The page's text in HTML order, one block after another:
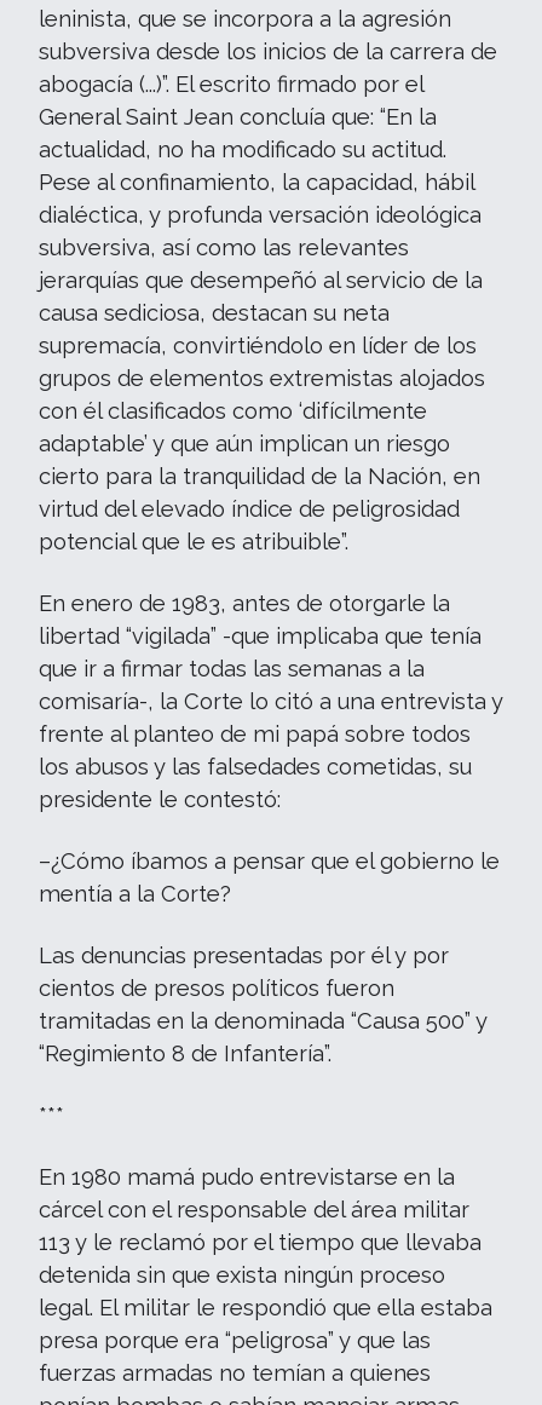
leninista, que se incorpora a la agresión
subversiva desde los inicios de la carrera de
abogacía (...)”. El escrito firmado por el
General Saint Jean concluía que: “En la
actualidad, no ha modificado su actitud.
Pese al confinamiento, la capacidad, hábil
dialéctica, y profunda versación ideológica
subversiva, así como las relevantes
jerarquías que desempeñó al servicio de la
causa sediciosa, destacan su neta
supremacía, convirtiéndolo en líder de los
grupos de elementos extremistas alojados
con él clasificados como ‘difícilmente
adaptable’ y que aún implican un riesgo
cierto para la tranquilidad de la Nación, en
virtud del elevado índice de peligrosidad
potencial que le es atribuible”.
En enero de 1983, antes de otorgarle la
libertad “vigilada” -que implicaba que tenía
que ir a firmar todas las semanas a la
comisaría-, la Corte lo citó a una entrevista y
frente al planteo de mi papá sobre todos
los abusos y las falsedades cometidas, su
presidente le contestó:
–¿Cómo íbamos a pensar que el gobierno le
mentía a la Corte?
Las denuncias presentadas por él y por
cientos de presos políticos fueron
tramitadas en la denominada “Causa 500” y
“Regimiento 8 de Infantería”.
***
En 1980 mamá pudo entrevistarse en la
cárcel con el responsable del área militar
113 y le reclamó por el tiempo que llevaba
detenida sin que exista ningún proceso
legal. El militar le respondió que ella estaba
presa porque era “peligrosa” y que las
fuerzas armadas no temían a quienes